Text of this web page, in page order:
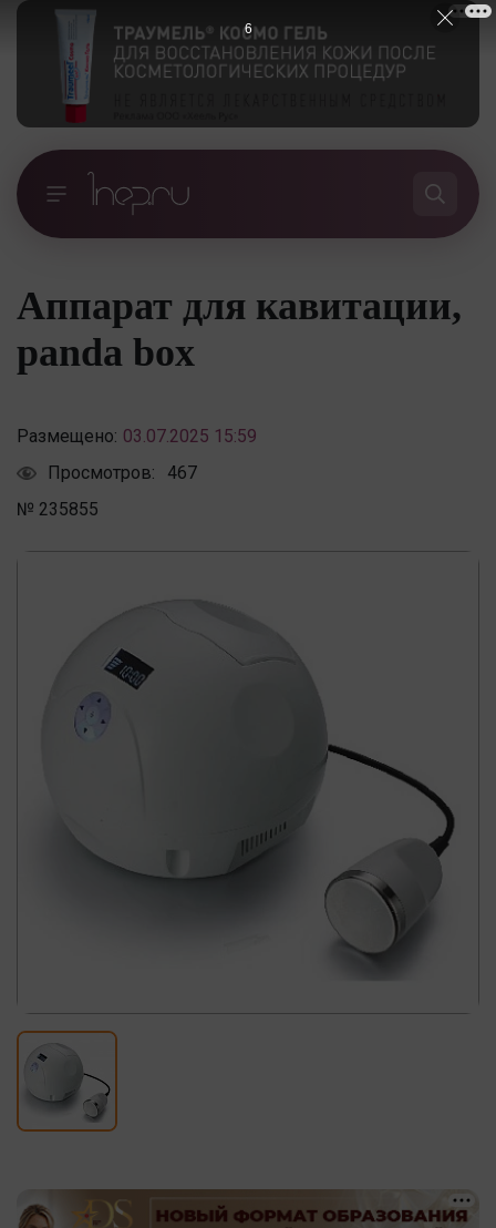
Аппарат для кавитации,
panda box
Размещено: 03.07.2025 15:59
Просмотров:
467
№ 235855
5